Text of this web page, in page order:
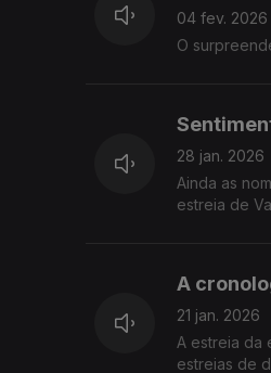
04 fev. 2026
O
28 jan. 2026
Ainda as
estreia de
A
21 jan. 2026
A estreia da
estreias de